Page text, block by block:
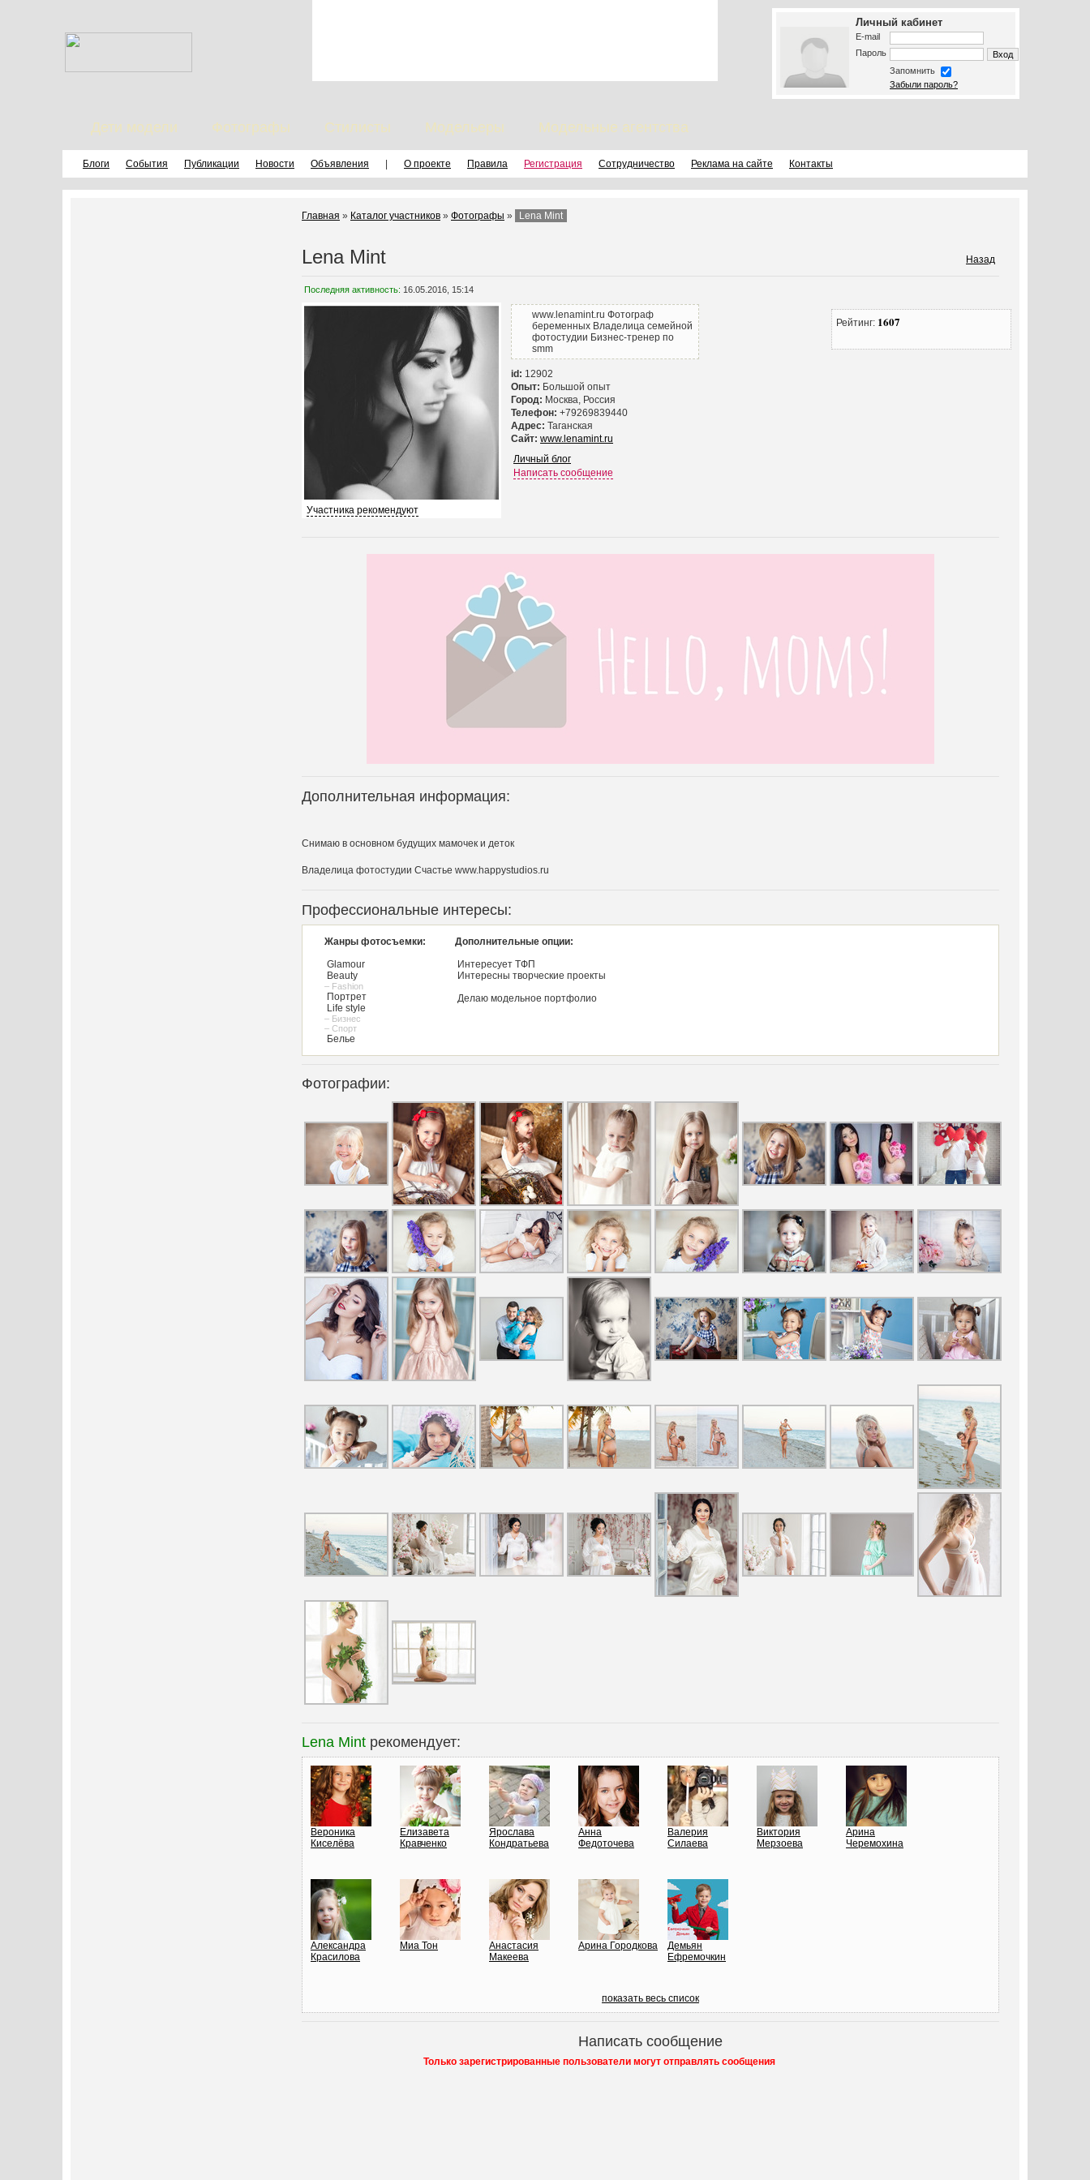
Личный кабинет
E-mail
Пароль
Запомнить
Забыли пароль?
Дети модели Фотографы Стилисты Модельеры Модельные агентства
Блоги События Публикации Новости Объявления О проекте Правила Регистрация Сотрудничество Реклама на сайте Контакты
Главная » Каталог участников » Фотографы » Lena Mint
Назад
Lena Mint
Рейтинг: 1607
Последняя активность: 16.05.2016, 15:14
Участника рекомендуют
www.lenamint.ru Фотограф
беременных Владелица семейной
фотостудии Бизнес-тренер по
smm
id: 12902
Опыт: Большой опыт
Город: Москва, Россия
Телефон: +79269839440
Адрес: Таганская
Сайт: www.lenamint.ru
Личный блог
Написать сообщение
Дополнительная информация:
Снимаю в основном будущих мамочек и деток
Владелица фотостудии Счастье www.happystudios.ru
Профессиональные интересы:
Жанры фотосъемки:
Glamour
Beauty
– Fashion
Портрет
Life style
– Бизнес
– Спорт
Белье
Дополнительные опции:
Интересует ТФП
Интересны творческие проекты
Делаю модельное портфолио
Фотографии:
Lena Mint рекомендует:
Вероника
Киселёва
Елизавета
Кравченко
Ярослава
Кондратьева
Анна
Федоточева
Валерия
Силаева
Виктория
Мерзоева
Арина
Черемохина
Александра
Красилова
Миа Тон
Анастасия
Макеева
Арина Городкова
Демьян
Ефремочкин
показать весь список
Написать сообщение
Только зарегистрированные пользователи могут отправлять сообщения